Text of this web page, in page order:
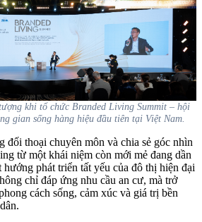
khi tổ chức Branded Living Summit – hội
gian sống hàng hiệu đầu tiên tại Việt Nam.
đối thoại chuyên môn và chia sẻ góc nhìn
từ một khái niệm còn mới mẻ đang dần
phát triển tất yếu của đô thị hiện đại
chỉ đáp ứng nhu cầu an cư, mà trở
cách sống, cảm xúc và giá trị bền